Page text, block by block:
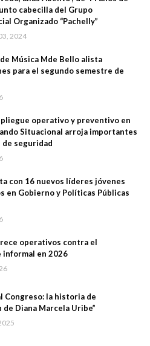
cabecilla del Grupo
Organizado “Pachelly”
2024
de Música Mde Bello alista
para el segundo semestre de
operativo y preventivo en
Situacional arroja importantes
seguridad
con 16 nuevos líderes jóvenes
en Gobierno y Políticas Públicas
operativos contra el
en 2026
Congreso: la historia de
de Diana Marcela Uribe”